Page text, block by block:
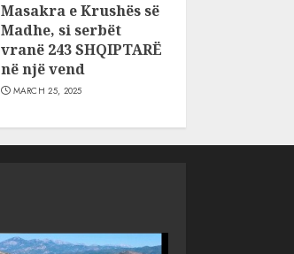
Masakra e Krushës së
Madhe, si serbët
vranë 243 SHQIPTARË
në një vend
MARCH 25, 2025